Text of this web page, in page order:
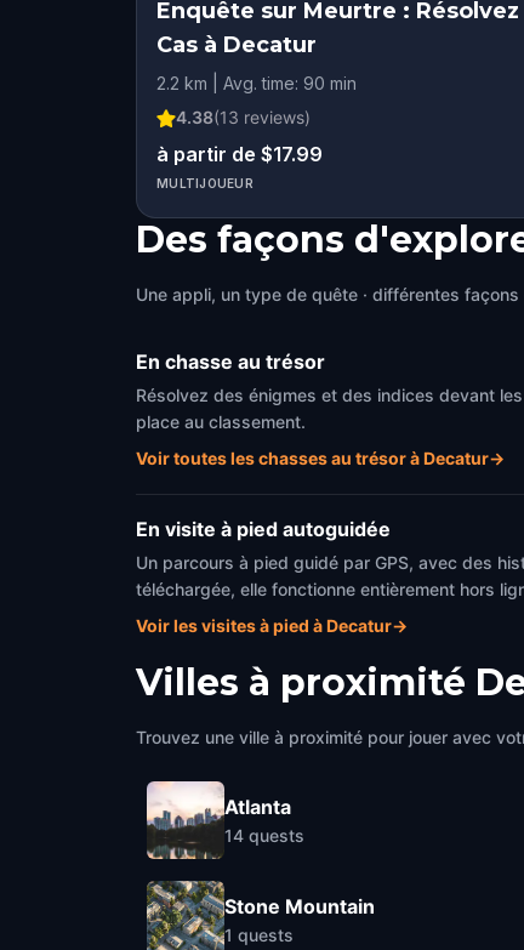
Enquête sur Meurtre : Résolvez
Cas à Decatur
2.2 km | Avg. time: 90 min
4.38(13 reviews)
à partir de $17.99
MULTIJOUEUR
Des façons
Une appli, un type de quête · différentes façons
En chasse au trésor
Résolvez des énigmes et des indices devant
place au classement.
Voir toutes les chasses au trésor à Decatur→
En visite à pied autoguidée
Un parcours à pied guidé par GPS, avec des
téléchargée, elle fonctionne entièrement hors
Voir les visites à pied à Decatur→
Villes à proximité
Trouvez une ville à proximité pour jouer avec
Atlanta
14 quests
Stone Mountain
1 quests